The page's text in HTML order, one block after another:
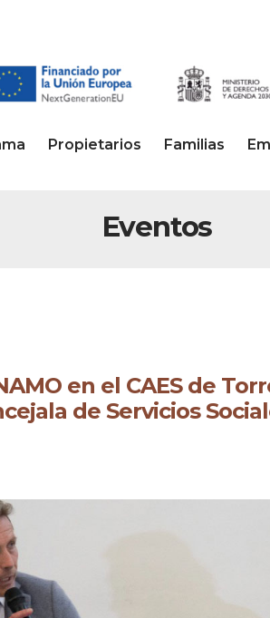
Propietarios Familias
Eventos
en el CAES de
de Servicios